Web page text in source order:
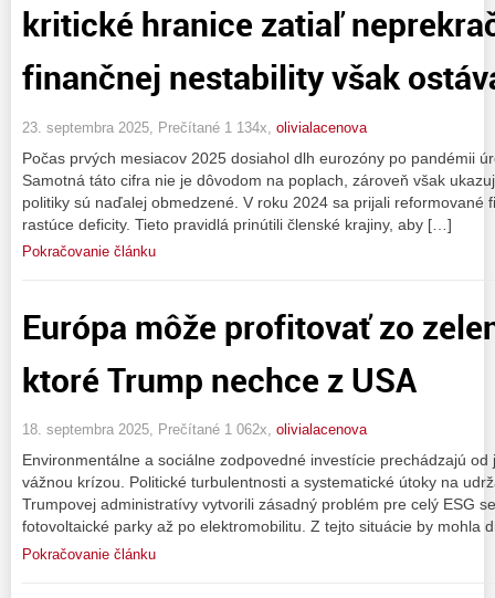
kritické hranice zatiaľ
finančnej nestability však
23. septembra 2025, Prečítané 1 134x, olivialacenova
Počas prvých mesiacov 2025 dosiahol dlh eurozóny po pandémii
Samotná táto cifra nie je dôvodom na poplach, zároveň však
politiky sú naďalej obmedzené. V roku 2024 sa prijali reformované
rastúce deficity. Tieto pravidlá prinútili členské krajiny, aby […]
Pokračovanie článku
Európa môže profitovať zo
ktoré Trump nechce z USA
18. septembra 2025, Prečítané 1 062x, olivialacenova
Environmentálne a sociálne zodpovedné investície prechádzajú
vážnou krízou. Politické turbulentnosti a systematické útoky na
Trumpovej administratívy vytvorili zásadný problém pre celý ESG
fotovoltaické parky až po elektromobilitu. Z tejto situácie by mohla
Pokračovanie článku